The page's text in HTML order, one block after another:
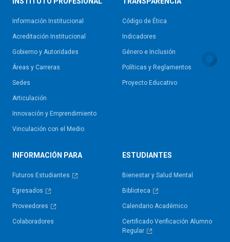
Información Institucional
Acreditación Institucional
Gobierno y Autoridades​
Áreas y Carreras
Sedes
Articulación
Innovación y Emprendimiento
Vinculación con el Medio
Código de Ética
Indicadores
Género e Inclusión
Políticas y Reglamentos​
Proyecto Educativo
INFORMACIÓN PARA
Futuros Estudiantes
Egresados
Proveedores
Colaboradores
ESTUDIANTES
Bienestar y Salud Mental
Biblioteca
Calendario Académico
Certificado Verificación Alumno
Regular